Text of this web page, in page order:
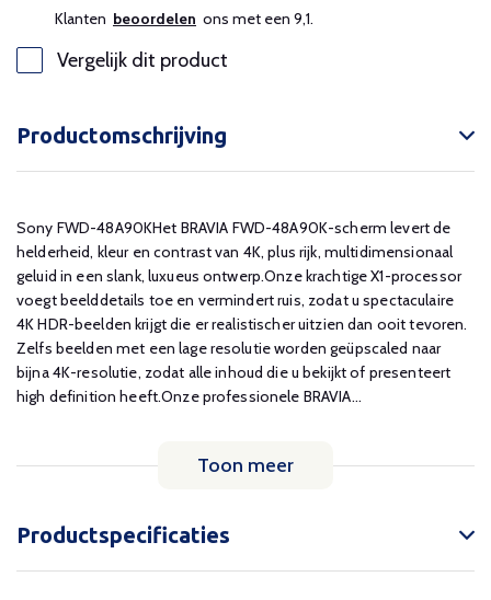
Klanten beoordelen ons met een 9,1.
Vergelijk dit product
Productomschrijving
Sony FWD-48A90KHet BRAVIA FWD-48A90K-scherm levert de
helderheid, kleur en contrast van 4K, plus rijk, multidimensionaal
geluid in een slank, luxueus ontwerp.Onze krachtige X1-processor
voegt beelddetails toe en vermindert ruis, zodat u spectaculaire
4K HDR-beelden krijgt die er realistischer uitzien dan ooit tevoren.
Zelfs beelden met een lage resolutie worden geüpscaled naar
bijna 4K-resolutie, zodat alle inhoud die u bekijkt of presenteert
high definition heeft.Onze professionele BRAVIA...
Toon meer
Productspecificaties